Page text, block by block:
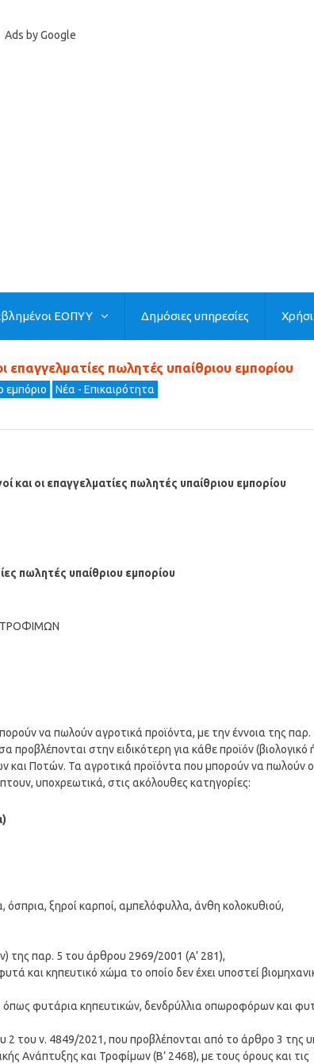
Ads by Google
ΕΟΠΥΥ Δημόσιες υπηρεσίες
επαγγελματίες πωλητές υπαίθριου εμπορίου
εμπόριο
Νέα - Επικαιρότητα
και οι επαγγελματίες πωλητές υπαίθριου εμπορίου
πωλητές υπαίθριου εμπορίου
ΤΡΟΦΙΜΩΝ
να πωλούν αγροτικά προϊόντα, με την έννοια της παρ.
στην ειδικότερη για κάθε προϊόν (βιολογικό
και Ποτών. Τα αγροτικά προϊόντα που μπορούν να πωλούν
υποχρεωτικά, στις ακόλουθες κατηγορίες:
όσπρια, ξηροί καρποί, αμπελόφυλλα, άνθη κολοκυθιού,
της παρ. 5 του άρθρου 2969/2001 (Α’ 281),
και κηπευτικό χώμα το οποίο δεν έχει υποστεί
όπως φυτάρια κηπευτικών, δενδρύλλια οπωροφόρων και
2 του ν. 4849/2021, που προβλέπονται από το άρθρο 3 της
Ανάπτυξης και Τροφίμων (Β’ 2468), με τους όρους και τις